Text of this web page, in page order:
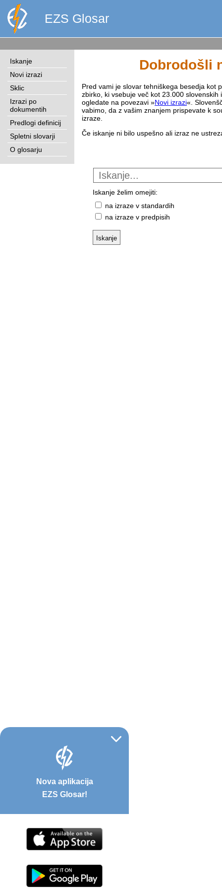
EZS Glosar
Iskanje
Novi izrazi
Sklic
Izrazi po
dokumentih
Predlogi definicij
Spletni slovarji
O glosarju
Dobrodošli
Pred vami je slovar tehniškega besedja kot
zbirko, ki vsebuje več kot 23.000
ogledate na povezavi »Novi izrazi«.
vabimo, da z vašim znanjem prispevate k
izraze.
Če iskanje ni bilo uspešno ali izraz ne
Iskanje želim omejiti:
na izraze v standardih
na izraze v predpisih
Nova aplikacija
EZS Glosar!